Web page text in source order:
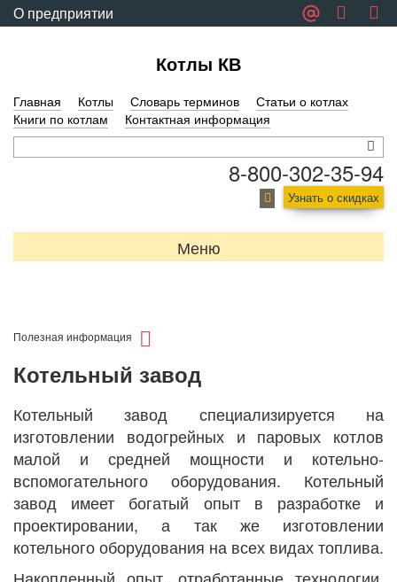
О предприятии
Котлы КВ
Главная Котлы Словарь терминов
Статьи о котлах
Книги по котлам
Контактная информация
8-800-302-35-94
Узнать о скидках
Меню
Полезная информация
Котельный завод
Котельный завод специализируется на
изготовлении водогрейных и паровых котлов
малой и средней мощности и котельно-
вспомогательного оборудования. Котельный
завод имеет богатый опыт в разработке и
проектировании, а так же изготовлении
котельного оборудования на всех видах топлива.